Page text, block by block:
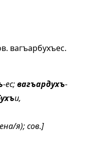
вагъарбухъес.
-ес;вагъардухъ-
и,
ена/я); сов.]